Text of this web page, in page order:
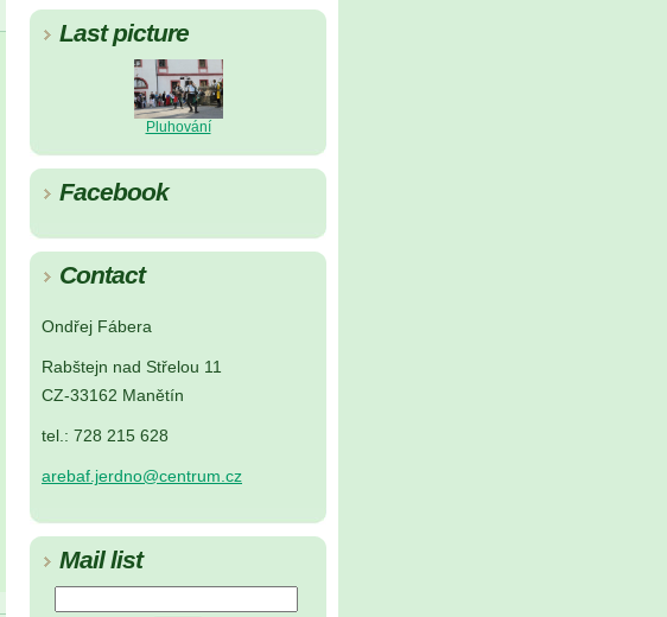
Last picture
Pluhování
Facebook
Contact
Ondřej Fábera
Rabštejn nad Střelou 11
CZ-33162 Manětín
tel.: 728 215 628
arebaf.jerdno@centrum.cz
Mail list